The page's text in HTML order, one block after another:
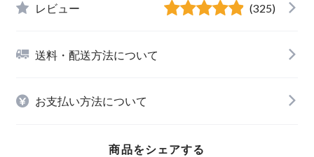
レビュー (325)
送料・配送方法について
お支払い方法について
商品をシェアする